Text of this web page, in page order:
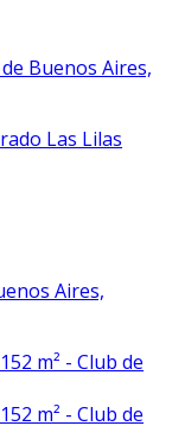
Buenos Aires,
Aires,